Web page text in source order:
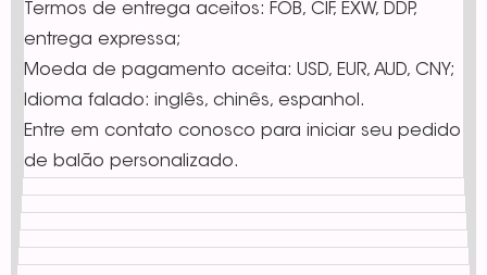
Termos de entrega aceitos: FOB, CIF, EXW, DDP,
entrega expressa;
Moeda de pagamento aceita: USD, EUR, AUD, CNY;
Idioma falado: inglês, chinês, espanhol.
Entre em contato conosco para iniciar seu pedido
de balão personalizado.